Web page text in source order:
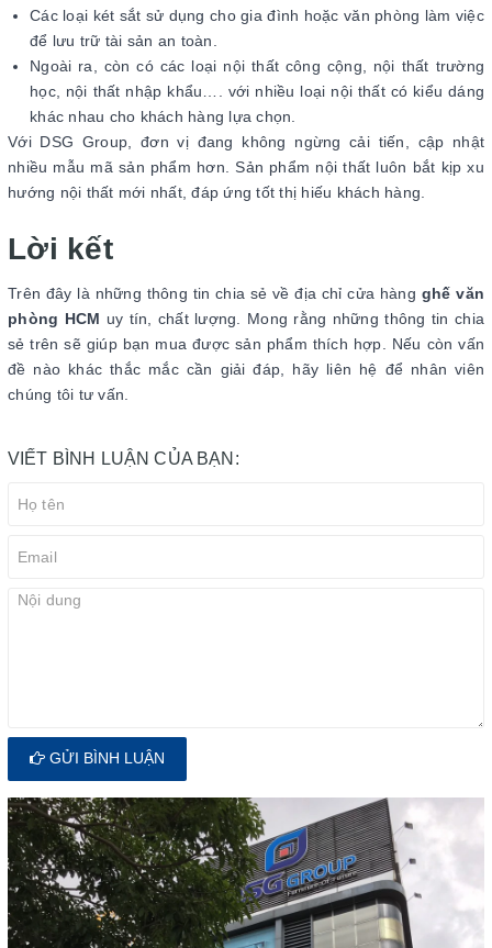
Các loại két sắt sử dụng cho gia đình hoặc văn phòng làm việc
để lưu trữ tài sản an toàn.
Ngoài ra, còn có các loại nội thất công cộng, nội thất trường
học, nội thất nhập khẩu…. với nhiều loại nội thất có kiểu dáng
khác nhau cho khách hàng lựa chọn.
Với DSG Group, đơn vị đang không ngừng cải tiến, cập nhật
nhiều mẫu mã sản phẩm hơn. Sản phẩm nội thất luôn bắt kịp xu
hướng nội thất mới nhất, đáp ứng tốt thị hiếu khách hàng.
Lời kết
Trên đây là những thông tin chia sẻ về địa chỉ cửa hàng ghế văn
phòng HCM uy tín, chất lượng. Mong rằng những thông tin chia
sẻ trên sẽ giúp bạn mua được sản phẩm thích hợp. Nếu còn vấn
đề nào khác thắc mắc cần giải đáp, hãy liên hệ để nhân viên
chúng tôi tư vấn.
VIẾT BÌNH LUẬN CỦA BẠN:
GỬI BÌNH LUẬN